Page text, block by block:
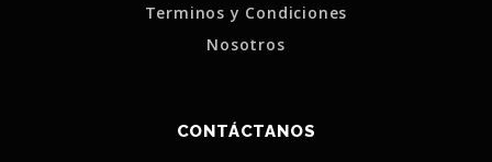
Terminos y Condiciones
Nosotros
CONTÁCTANOS